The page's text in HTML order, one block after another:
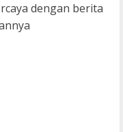
dengan berita